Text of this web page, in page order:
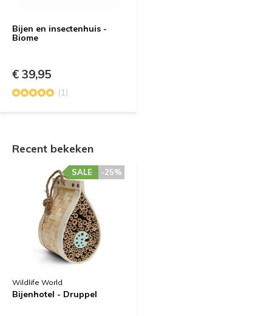
Bijen en insectenhuis -
Biome
€ 39,95
(1)
Recent bekeken
Wildlife World
Bijenhotel - Druppel
-25%
SALE